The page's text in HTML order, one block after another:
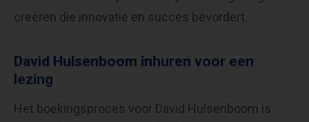
creëren die innovatie en succes bevordert.
David Hulsenboom inhuren voor een
lezing
Het boekingsproces voor David Hulsenboom is